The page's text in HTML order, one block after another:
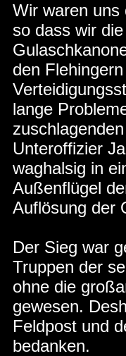
Wir waren uns
so dass wir
den
lange
Unteroffizier
waghalsig in
Außenflügel
Auflösung der
Der Sieg war
Truppen der
ohne die
gewesen.
Feldpost und
bedanken.